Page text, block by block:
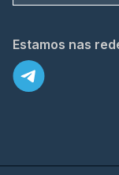
Estamos nas